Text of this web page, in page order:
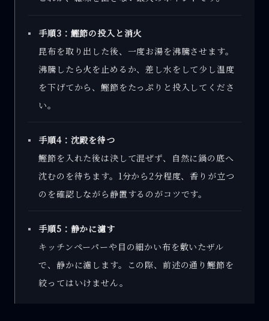
手順3：鰹節の投入と消火
昆布を取り出した後、一度お湯を沸騰させます。
沸騰したら火を止めるか、差し水をして少し温度
を下げてから、鰹節をたっぷりと投入してくださ
い。
手順4：沈殿を待つ
鰹節を入れた後は決して混ぜず、自然に鍋の底へ
沈むのを待ちます。1分から2分程度、香りが立つ
のを確認しながら静置するのがコツです。
手順5：静かに濾す
キッチンペーパーや目の細かい布を敷いたザル
で、静かに濾します。この際、前述の通り鰹節を
絞ってはいけません。